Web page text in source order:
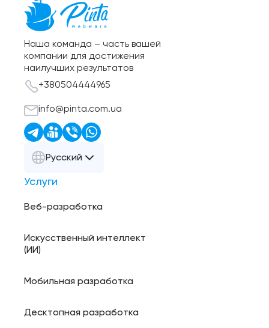
Наша команда – часть вашей
компании для достижения
наилучших результатов
+380504444965
info@pinta.com.ua
Русский
Услуги
Веб-разработка
Искусственный интеллект
(ИИ)
Мобильная разработка
Десктопная разработка